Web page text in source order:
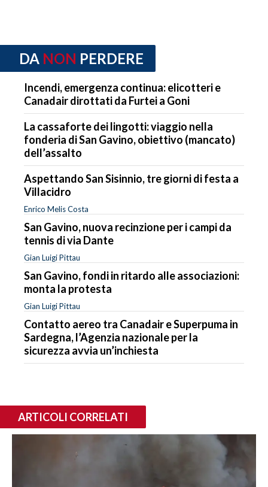
DA NON PERDERE
Incendi, emergenza continua: elicotteri e
Canadair dirottati da Furtei a Goni
La cassaforte dei lingotti: viaggio nella
fonderia di San Gavino, obiettivo (mancato)
dell’assalto
Aspettando San Sisinnio, tre giorni di festa a
Villacidro
Enrico Melis Costa
San Gavino, nuova recinzione per i campi da
tennis di via Dante
Gian Luigi Pittau
San Gavino, fondi in ritardo alle associazioni:
monta la protesta
Gian Luigi Pittau
Contatto aereo tra Canadair e Superpuma in
Sardegna, l’Agenzia nazionale per la
sicurezza avvia un’inchiesta
ARTICOLI CORRELATI